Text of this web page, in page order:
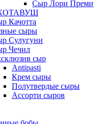
Сыр Лори
Качотта
сыры
Сулугуни
Чечил
сыр
Antipasti
Крем сыры
Полутвердые сыры
Ассорти сыров